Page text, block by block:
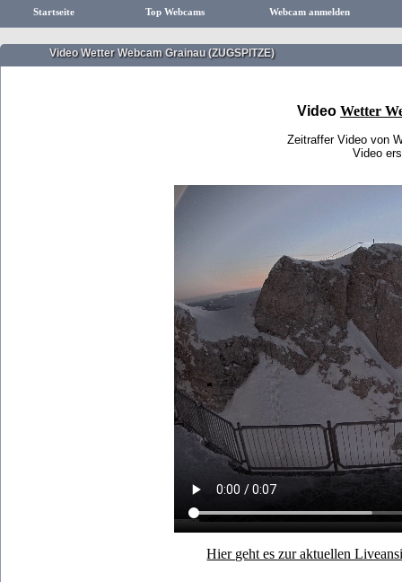
Startseite Top Webcams Webcam anmelden
Video Wetter Webcam Grainau (ZUGSPITZE)
Video Wetter
Zeitraffer Video von
Video
Hier geht es zur aktuellen